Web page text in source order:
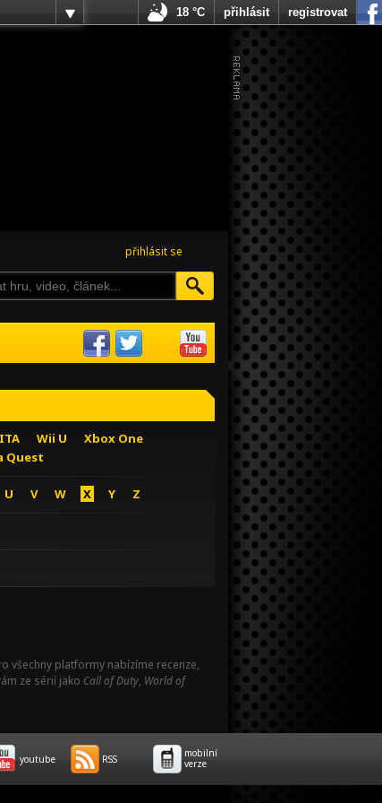
přihlásit se
Wii U
Xbox One
Quest
U V W X Y Z
všechny platformy nabízíme recenze,
ze sérií jako Call of Duty, World of
18 °C přihlásit registrovat
youtube RSS
mobilní
verze